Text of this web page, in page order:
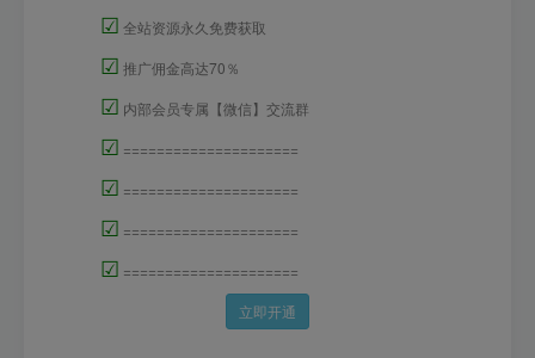
☑ 全站资源永久免费获取
☑ 推广佣金高达70％
☑ 内部会员专属【微信】交流群
☑ =====================
☑ =====================
☑ =====================
☑ =====================
立即开通